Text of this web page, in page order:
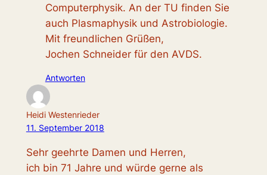
Computerphysik. An der TU finden Sie
auch Plasmaphysik und Astrobiologie.
Mit freundlichen Grüßen,
Jochen Schneider für den AVDS.
Antworten
Heidi Westenrieder
11. September 2018
Sehr geehrte Damen und Herren,
ich bin 71 Jahre und würde gerne als